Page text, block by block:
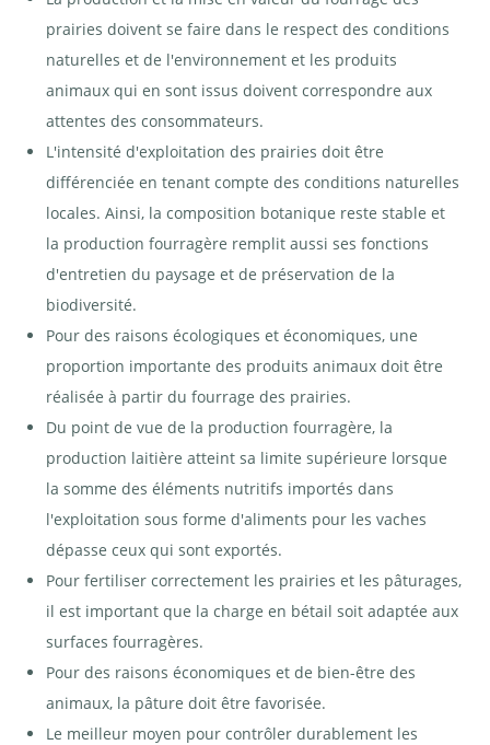
prairies doivent se faire dans le respect des conditions
naturelles et de l'environnement et les produits
animaux qui en sont issus doivent correspondre aux
attentes des consommateurs.
L'intensité d'exploitation des prairies doit être
différenciée en tenant compte des conditions naturelles
locales. Ainsi, la composition botanique reste stable et
la production fourragère remplit aussi ses fonctions
d'entretien du paysage et de préservation de la
biodiversité.
Pour des raisons écologiques et économiques, une
proportion importante des produits animaux doit être
réalisée à partir du fourrage des prairies.
Du point de vue de la production fourragère, la
production laitière atteint sa limite supérieure lorsque
la somme des éléments nutritifs importés dans
l'exploitation sous forme d'aliments pour les vaches
dépasse ceux qui sont exportés.
Pour fertiliser correctement les prairies et les pâturages,
il est important que la charge en bétail soit adaptée aux
surfaces fourragères.
Pour des raisons économiques et de bien-être des
animaux, la pâture doit être favorisée.
Le meilleur moyen pour contrôler durablement les